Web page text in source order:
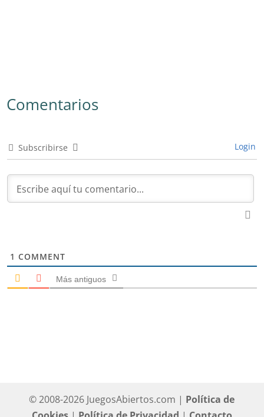
Comentarios
Subscribirse Login
1 COMMENT
Más antiguos
© 2008-2026 JuegosAbiertos.com | Política de